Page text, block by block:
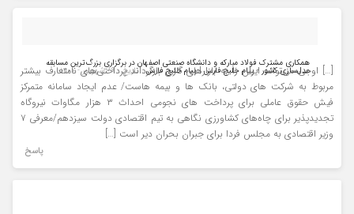
همکاری مشترک فولاد مبارکه و دانشگاه صنعتی اصفهان در برگزاری بزرگ‌ترین مسابقه
مدل‌سازی کشور - پیام خلیج فارس | پیام خلیج فارس- تاریخ : ۹ - شهریور - ۱۴۰۰
[…] اوجی می‌تواند ایران را به بازارهای گازی بازگرداند پرداختی‌های نامتعارف بیشتر
مربوط به شرکت های دولتی، بانک ها و بیمه هاست/ عدم ایجاد سامانه متمرکز
فیش حقوق عاملی برای پرداخت های نجومی احداث ۳ هزار مگاوات نیروگاه
تجدیدپذیر برای چاه‌های کشاورزی نگاهی به تیم اقتصادی دولت سیزدهم/معرفی ۷
وزیر اقتصادی به مجلس فردا برای جبران بحران دیر است […]
پاسخ